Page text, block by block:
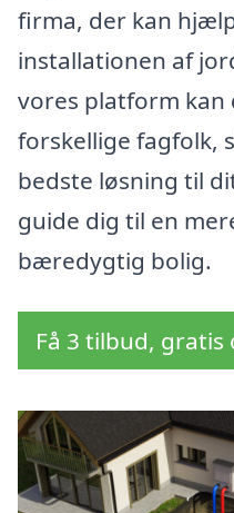
firma, der kan
installationen af
vores platform
forskellige fagfolk,
bedste løsning til
guide dig til en
bæredygtig bolig.
Få 3 tilbud,